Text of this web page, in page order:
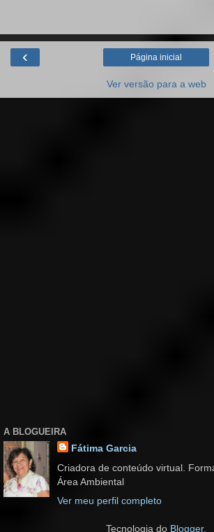
‹ Página inicial
Ver versão para a web
A BLOGUEIRA
Fátima Garcia
Criadora de conteúdo virtual.
Área Ambiental
Ver meu perfil completo
Tecnologia do Blogger.